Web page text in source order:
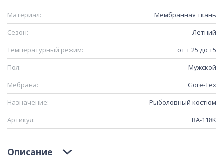
Материал:
Мембранная ткань
Сезон:
Летний
Температурный режим:
от + 25 до +5
Пол:
Мужской
Мебрана:
Gore-Tex
Назначение:
Рыболовный костюм
Артикул:
RA-118K
Описание